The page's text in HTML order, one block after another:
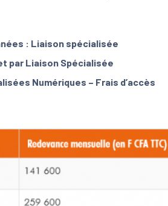
: Liaison spécialisée
par Liaison Spécialisée
Numériques – Frais d’accès